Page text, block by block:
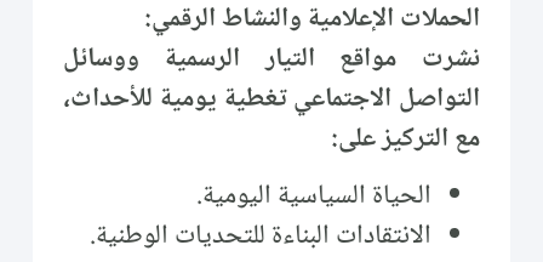
الحملات الإعلامية والنشاط الرقمي:
نشرت مواقع التيار الرسمية ووسائل
التواصل الاجتماعي تغطية يومية للأحداث،
مع التركيز على:
الحياة السياسية اليومية.
الانتقادات البناءة للتحديات الوطنية.